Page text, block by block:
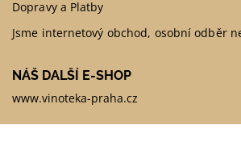
Dopravy a Platby
Jsme internetový obchod, osobní odběr
NÁŠ DALŠÍ E-SHOP
www.vinoteka-praha.cz